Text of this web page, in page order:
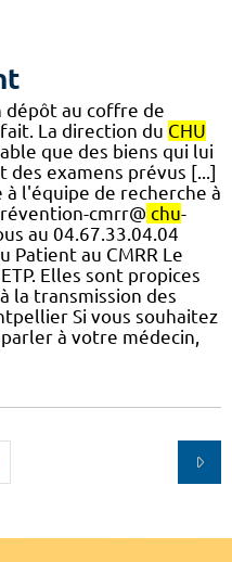
au coffre de
La direction du CHU
que des biens qui lui
examens prévus [...]
à l'équipe de recherche à
cmrr@ chu-
au 04.67.33.04.04
Patient au CMRR Le
Elles sont propices
la transmission des
Si vous souhaitez
à votre médecin,